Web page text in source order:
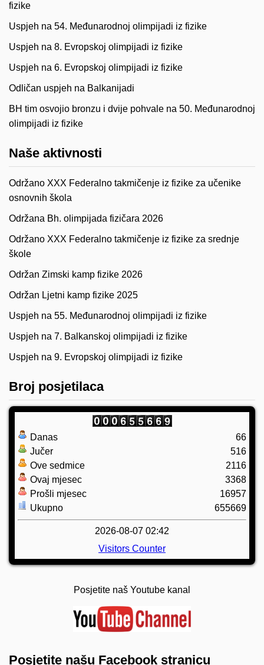
fizike
Uspjeh na 54. Međunarodnoj olimpijadi iz fizike
Uspjeh na 8. Evropskoj olimpijadi iz fizike
Uspjeh na 6. Evropskoj olimpijadi iz fizike
Odličan uspjeh na Balkanijadi
BH tim osvojio bronzu i dvije pohvale na 50. Međunarodnoj
olimpijadi iz fizike
Naše aktivnosti
Održano XXX Federalno takmičenje iz fizike za učenike
osnovnih škola
Održana Bh. olimpijada fizičara 2026
Održano XXX Federalno takmičenje iz fizike za srednje
škole
Održan Zimski kamp fizike 2026
Održan Ljetni kamp fizike 2025
Uspjeh na 55. Međunarodnoj olimpijadi iz fizike
Uspjeh na 7. Balkanskoj olimpijadi iz fizike
Uspjeh na 9. Evropskoj olimpijadi iz fizike
Broj posjetilaca
Danas
Jučer
Ove sedmice
Ovaj mjesec
Prošli mjesec
Ukupno
66
516
2116
3368
16957
655669
2026-08-07 02:42
Visitors Counter
Posjetite naš Youtube kanal
Posjetite našu Facebook stranicu